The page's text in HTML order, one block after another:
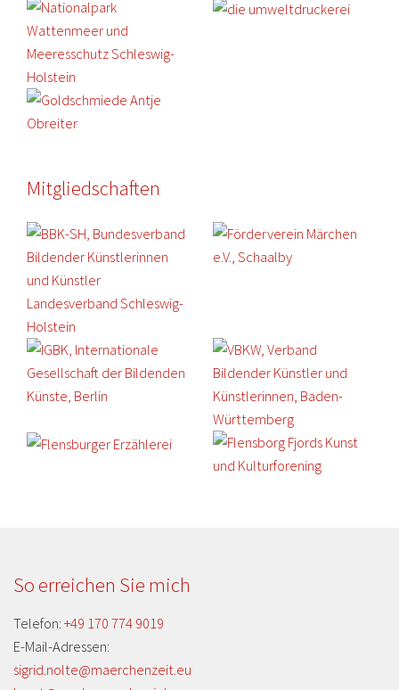
Mitgliedschaften
So erreichen Sie mich
Telefon: +49 170 774 9019
E-Mail-Adressen:
sigrid.nolte@maerchenzeit.eu